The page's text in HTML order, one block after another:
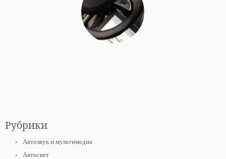
Рубрики
Автозвук и мультимедиа
Автосвет